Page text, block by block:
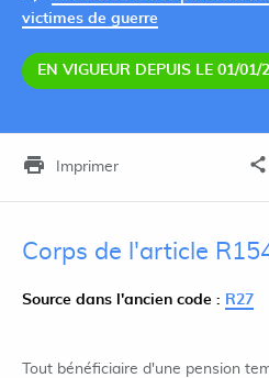
victimes de guerre
EN VIGUEUR DEPUIS LE 01/01/
Imprimer
Corps de l'article
Source dans l'ancien code : R27
Tout bénéficiaire d'une pension